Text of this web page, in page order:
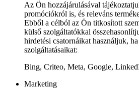
Az Ön hozzájárulásával
promóciókról is, és releváns
Ebből a célból az Ön titkosított
külső szolgáltatókkal
hirdetési csatornáikat használjuk,
szolgáltatásaikat:
Bing, Criteo, Meta, Google,
Marketing